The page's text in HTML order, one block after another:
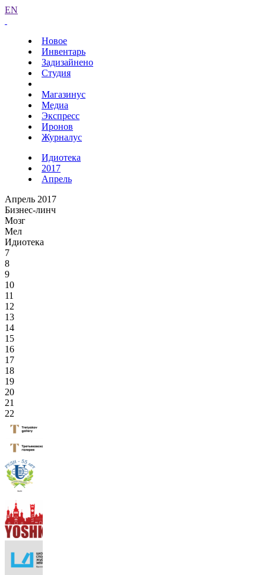
EN
Новое
Инвентарь
Задизайнено
Студия
Магазинус
Медиа
Экспресс
Иронов
Журналус
Идиотека
2017
Апрель
Апрель 2017
Бизнес-линч
Мозг
Мел
Идиотека
7
8
9
10
11
12
13
14
15
16
17
18
19
20
21
22